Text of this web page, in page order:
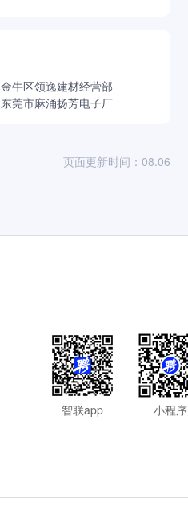
金牛区领逸建材经营部
东莞市麻涌扬芳电子厂
页面更新时间：08.06
智联app 小程序